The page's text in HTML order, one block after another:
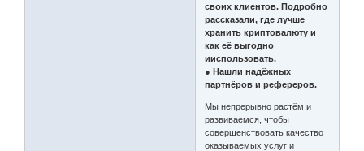
своих клиентов. Подробно
рассказали, где лучше
хранить криптовалюту и
как её выгодно
ииспользовать.
● Нашли надёжных
партнёров и рефереров.
Мы непрерывно растём и
развиваемся, чтобы
совершенствовать качество
оказываемых услуг и